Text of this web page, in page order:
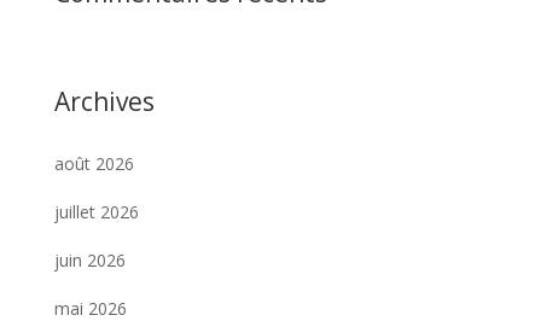
Archives
août 2026
juillet 2026
juin 2026
mai 2026